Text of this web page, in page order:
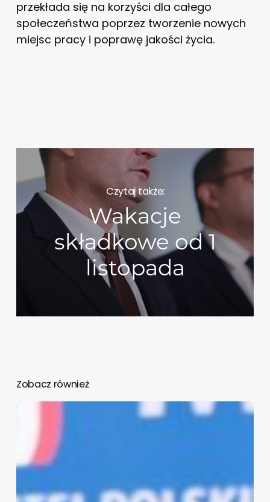
przekłada się na korzyści dla całego
społeczeństwa poprzez tworzenie nowych
miejsc pracy i poprawę jakości życia.
Czytaj także:
Wakacje
składkowe od 1
listopada
Zobacz również